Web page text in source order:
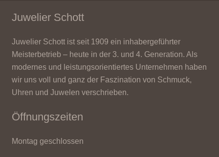
Juwelier Schott
Juwelier Schott ist seit 1909 ein inhabergeführter
Meisterbetrieb – heute in der 3. und 4. Generation. Als
modernes und leistungsorientiertes Unternehmen haben
wir uns voll und ganz der Faszination von Schmuck,
Uhren und Juwelen verschrieben.
Öffnungszeiten
Montag geschlossen